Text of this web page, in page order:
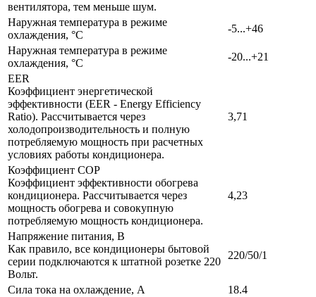
вентилятора, тем меньше шум.
Наружная температура в режиме
охлаждения, °C
-5...+46
Наружная температура в режиме
охлаждения, °C
-20...+21
EER
Коэффициент энергетической
эффективности (EER - Energy Efficiency
Ratio). Рассчитывается через
холодопроизводительность и полную
потребляемую мощность при расчетных
условиях работы кондиционера.
3,71
Коэффициент COP
Коэффициент эффективности обогрева
кондиционера. Рассчитывается через
мощность обогрева и совокупную
потребляемую мощность кондиционера.
4,23
Напряжение питания, В
Как правило, все кондиционеры бытовой
серии подключаются к штатной розетке 220
Вольт.
220/50/1
Сила тока на охлаждение, А
18.4